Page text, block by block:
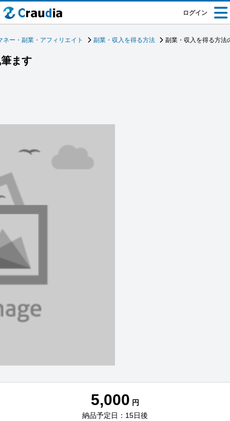
ログイン
ネー・副業・アフィリエイト 副業・収入を得る方法 副業・収入を得る方法
ます
5,000 円
納品予定日：15日後